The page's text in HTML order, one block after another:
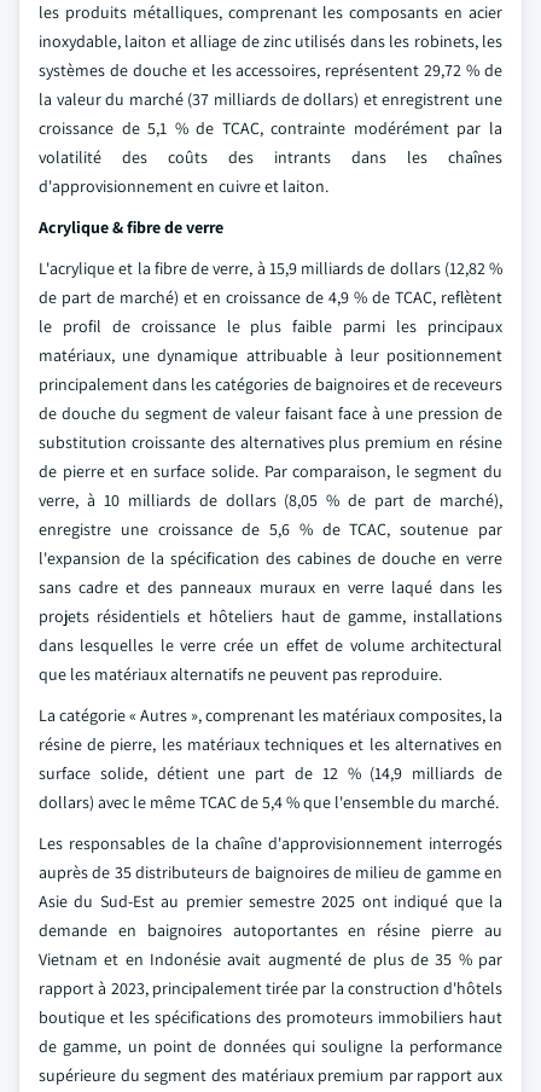
les produits métalliques, comprenant les composants en acier
inoxydable, laiton et alliage de zinc utilisés dans les robinets, les
systèmes de douche et les accessoires, représentent 29,72 % de
la valeur du marché (37 milliards de dollars) et enregistrent une
croissance de 5,1 % de TCAC, contrainte modérément par la
volatilité des coûts des intrants dans les chaînes
d'approvisionnement en cuivre et laiton.
Acrylique & fibre de verre
L'acrylique et la fibre de verre, à 15,9 milliards de dollars (12,82 %
de part de marché) et en croissance de 4,9 % de TCAC, reflètent
le profil de croissance le plus faible parmi les principaux
matériaux, une dynamique attribuable à leur positionnement
principalement dans les catégories de baignoires et de receveurs
de douche du segment de valeur faisant face à une pression de
substitution croissante des alternatives plus premium en résine
de pierre et en surface solide. Par comparaison, le segment du
verre, à 10 milliards de dollars (8,05 % de part de marché),
enregistre une croissance de 5,6 % de TCAC, soutenue par
l'expansion de la spécification des cabines de douche en verre
sans cadre et des panneaux muraux en verre laqué dans les
projets résidentiels et hôteliers haut de gamme, installations
dans lesquelles le verre crée un effet de volume architectural
que les matériaux alternatifs ne peuvent pas reproduire.
La catégorie « Autres », comprenant les matériaux composites, la
résine de pierre, les matériaux techniques et les alternatives en
surface solide, détient une part de 12 % (14,9 milliards de
dollars) avec le même TCAC de 5,4 % que l'ensemble du marché.
Les responsables de la chaîne d'approvisionnement interrogés
auprès de 35 distributeurs de baignoires de milieu de gamme en
Asie du Sud-Est au premier semestre 2025 ont indiqué que la
demande en baignoires autoportantes en résine pierre au
Vietnam et en Indonésie avait augmenté de plus de 35 % par
rapport à 2023, principalement tirée par la construction d'hôtels
boutique et les spécifications des promoteurs immobiliers haut
de gamme, un point de données qui souligne la performance
supérieure du segment des matériaux premium par rapport aux